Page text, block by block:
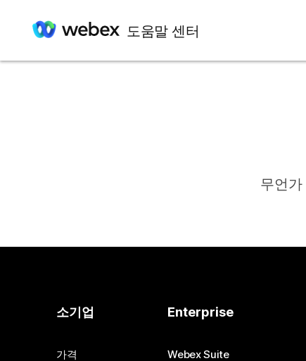
도움말 센터
무언
소기업
가격
Enterprise
Webex Suite